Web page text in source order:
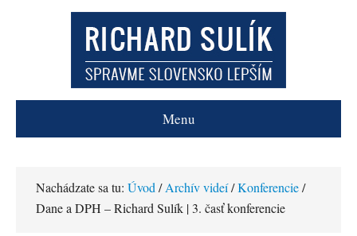
Menu
Nachádzate sa tu: Úvod /Archív videí/Konferencie/
Dane a DPH – Richard Sulík | 3. časť konferencie